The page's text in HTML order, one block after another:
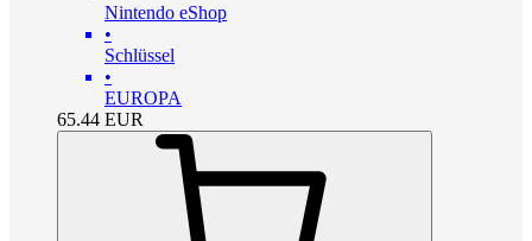
Nintendo eShop
•
Schlüssel
•
EUROPA
65.44 EUR